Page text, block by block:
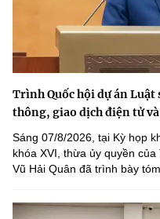
Trình Quốc hội dự án Luật
thông, giao dịch điện tử
Sáng 07/8/2026, tại Kỳ họp
khóa XVI, thừa ủy quyền
Vũ Hải Quân đã trình bày